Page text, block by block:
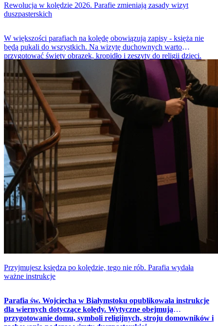
Rewolucja w kolędzie 2026. Parafie zmieniają zasady wizyt
duszpasterskich
W większości parafiach na kolędę obowiązują zapisy - księża nie
będą pukali do wszystkich. Na wizytę duchownych warto
przygotować święty obrazek, kropidło i zeszyty do religii dzieci.
Średni datek na ofiarę to około 100-150 zł.
Przyjmujesz księdza po kolędzie, tego nie rób. Parafia wydała
ważne instrukcje
Parafia św. Wojciecha w Białymstoku opublikowała instrukcje
dla wiernych dotyczące kolędy. Wytyczne obejmują
przygotowanie domu, symboli religijnych, stroju domowników i